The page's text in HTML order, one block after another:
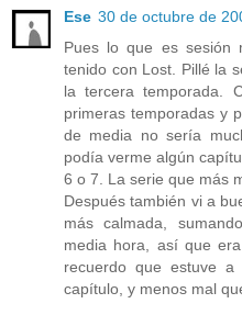
Ese 30 de octubre de
Pues lo que es sesión
tenido con Lost. Pillé la
la tercera temporada.
primeras temporadas y
de media no sería
podía verme algún
6 o 7. La serie que más
Después también vi a
más calmada,
media hora, así que
recuerdo que estuve
capítulo, y menos mal